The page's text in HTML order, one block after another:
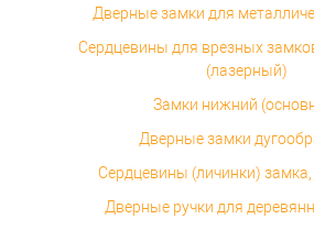
Дверные замки для
Сердцевины для врезных
(лазерный)
Замки нижний
Дверные замки
Сердцевины (личинки)
Дверные ручки для